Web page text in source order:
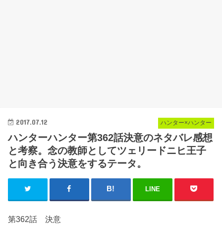
ハンター×ハンター
2017.07.12
ハンターハンター第362話決意のネタバレ感想
と考察。念の教師としてツェリードニヒ王子
と向き合う決意をするテータ。
LINE
第362話 決意